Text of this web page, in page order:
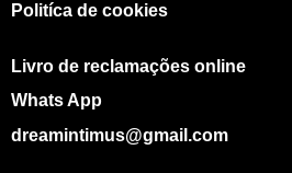
Politíca de cookies
Livro de reclamações online
Whats App
dreamintimus@gmail.com